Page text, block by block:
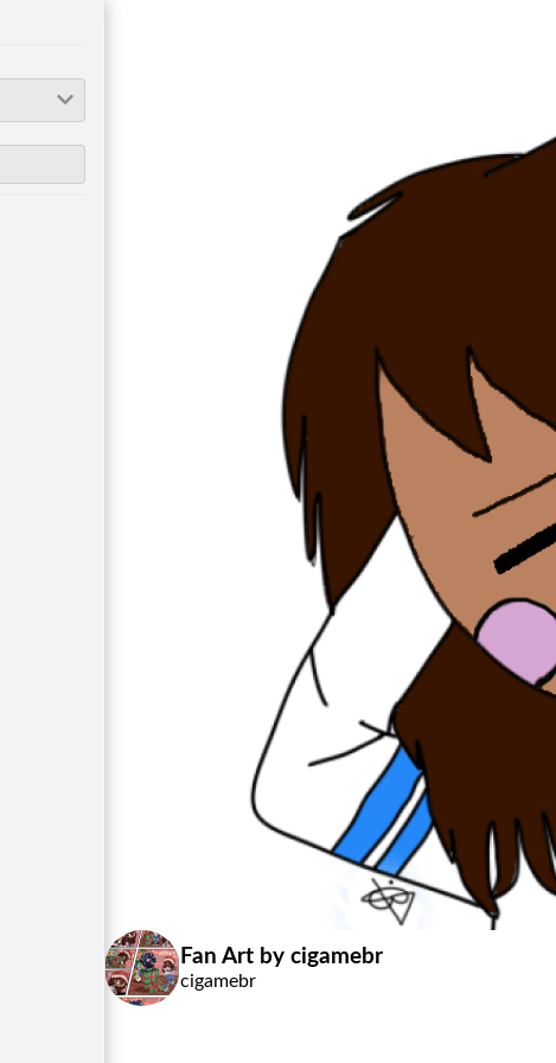
Fan Art by cigamebr
cigamebr